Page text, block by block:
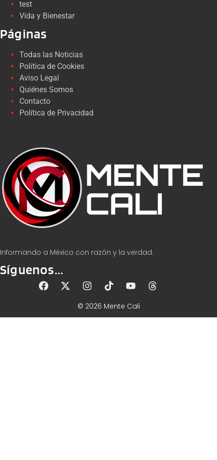
Informando a México con razón y la verdad.
Síguenos...
test
Vida y Bienestar
Páginas
Todas las Noticias
Política de Cookies
Aviso Legal
Quiénes Somos
Contacto
Política de Privacidad
© 2026 Mente Cali